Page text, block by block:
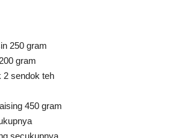
250 gram
gram
2 sendok teh
450 gram
secukupnya